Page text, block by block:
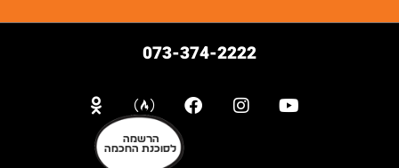
073-374-2222
הרשמה
לסוכנת החכמה